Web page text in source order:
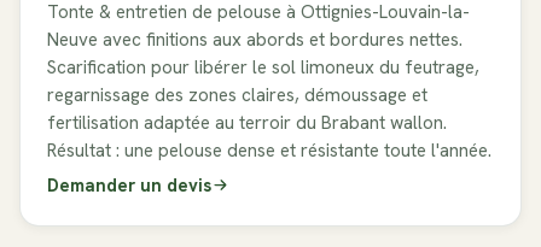
Tonte & entretien de pelouse à Ottignies-Louvain-la-
Neuve avec finitions aux abords et bordures nettes.
Scarification pour libérer le sol limoneux du feutrage,
regarnissage des zones claires, démoussage et
fertilisation adaptée au terroir du Brabant wallon.
Résultat : une pelouse dense et résistante toute l'année.
Demander un devis